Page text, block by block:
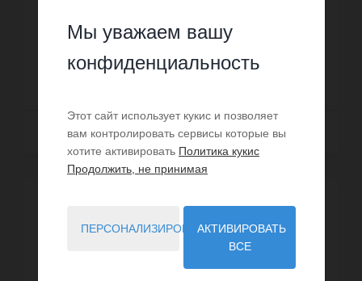
владение с очарованием прошлых времен,
расположенное в идиллическом месте с ...
Номер: IMG-29196860
6 900 000 €
Далее
Мы уважаем вашу
конфиденциальность
Этот сайт использует кукис и позволяет
вам контролировать сервисы которые вы
хотите активировать Политика кукис
Продолжить, не принимая
ПЕРСОНАЛИЗИРОВАТЬАКТИВИРОВАТЬ
ВСЕ